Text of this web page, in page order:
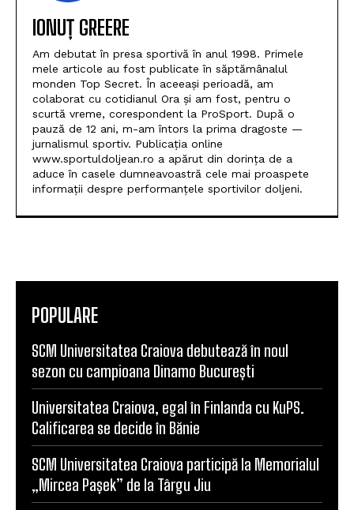
IONUȚ GREERE
Am debutat în presa sportivă în anul 1998. Primele
mele articole au fost publicate în săptămânalul
monden Top Secret. În aceeași perioadă, am
colaborat cu cotidianul Ora și am fost, pentru o
scurtă vreme, corespondent la ProSport. După o
pauză de 12 ani, m-am întors la prima dragoste —
jurnalismul sportiv. Publicația online
www.sportuldoljean.ro a apărut din dorința de a
aduce în casele dumneavoastră cele mai proaspete
informații despre performanțele sportivilor doljeni.
POPULARE
SCM Universitatea Craiova debutează în noul
sezon cu campioana Dinamo București
Universitatea Craiova, egal în Finlanda cu KuPS.
Calificarea se decide în Bănie
SCM Universitatea Craiova participă la Memorialul
„Mircea Pașek” de la Târgu Jiu